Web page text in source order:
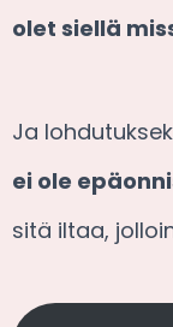
olet siellä
Ja
ei ole
sitä iltaa,